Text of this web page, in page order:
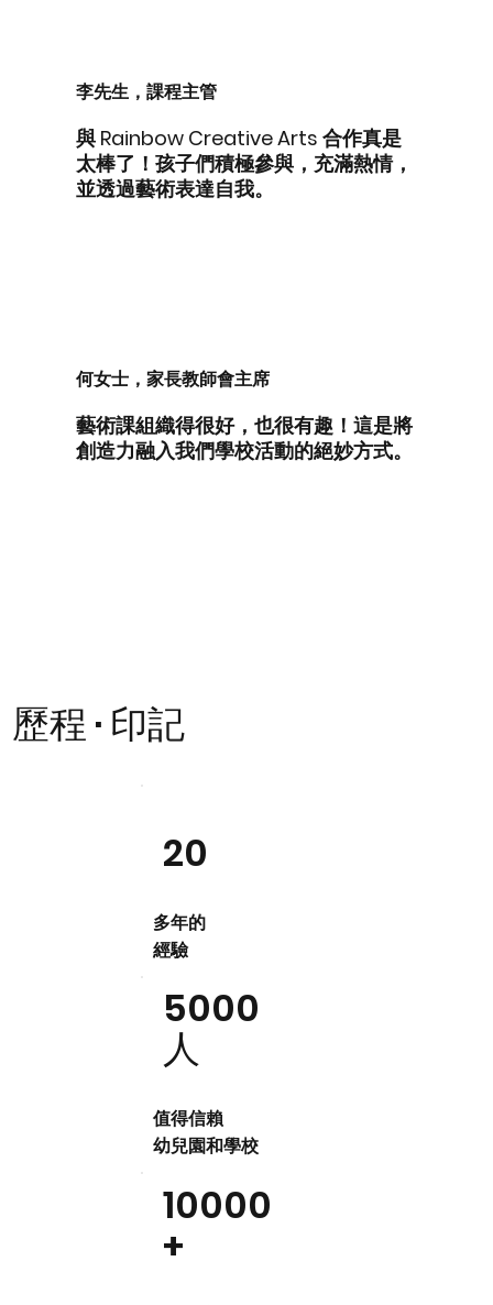
歷程 · 印記
20
多年的
經驗
5000
人
值得信賴
幼兒園和學校
10000
+
與 Rainbow Creative Arts 合作真是
太棒了！孩子們積極參與，充滿熱情，
並透過藝術表達自我。
李先生，課程主管
藝術課組織得很好，也很有趣！這是將
創造力融入我們學校活動的絕妙方式。
何女士，家長教師會主席